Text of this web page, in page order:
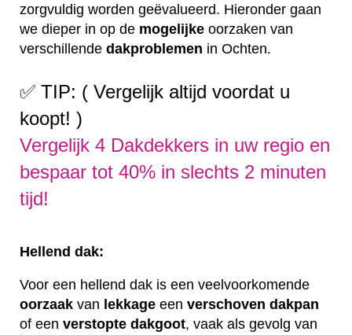
zorgvuldig worden geëvalueerd. Hieronder gaan
we dieper in op de mogelijke oorzaken van
verschillende dakproblemen in Ochten.
✅ TIP: ( Vergelijk altijd voordat u
koopt! )
Vergelijk 4 Dakdekkers in uw regio en
bespaar tot 40% in slechts 2 minuten
tijd!
Hellend dak:
Voor een hellend dak is een veelvoorkomende
oorzaak van lekkage een verschoven dakpan
of een verstopte dakgoot, vaak als gevolg van